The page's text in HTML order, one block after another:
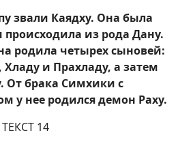
звали Каядху. Она была
из рода Дану.
родила четырех сыновей:
и Прахладу, а затем
От брака Симхики с
у нее родился демон Раху.
ТЕКСТ 14